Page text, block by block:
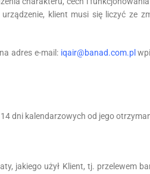
klient musi się liczyć ze
adres e-mail: iqair@banad.com.pl
dni kalendarzowych od jego
jakiego użył Klient, tj. przelewem